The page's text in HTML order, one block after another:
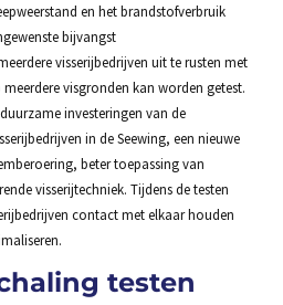
en het brandstofverbruik
bijvangst
visserijbedrijven uit te rusten met
visgronden kan worden getest.
investeringen van de
in de Seewing, een nieuwe
beter toepassing van
visserijtechniek. Tijdens de testen
contact met elkaar houden
testen